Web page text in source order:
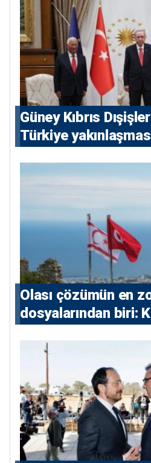
Güney Kıbrıs
Türkiye
Olası çözümün en
dosyalarından biri: